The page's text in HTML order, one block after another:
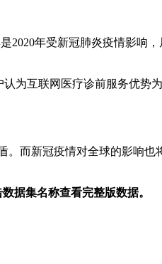
年受新冠肺炎疫情影响
为互联网医疗诊前服务优势
而新冠疫情对全球的影响也
据集名称查看完整版数据。